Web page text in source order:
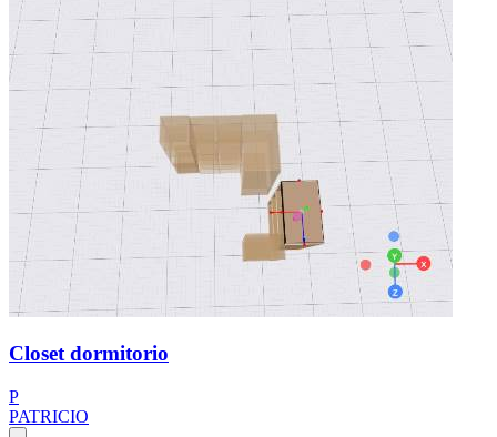
Closet dormitorio
P
PATRICIO